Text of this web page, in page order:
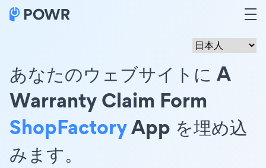
あなたのウェブサイトに A
Warranty Claim Form
ShopFactoryApp を埋め込
みます。